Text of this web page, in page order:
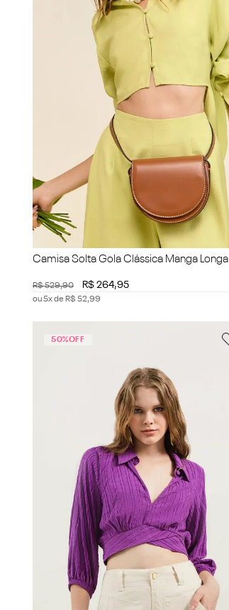
Camisa Solta Gola Clássica Manga Longa
R$529,90 R$ 264,95
ou5x de R$ 52,99
50%OFF